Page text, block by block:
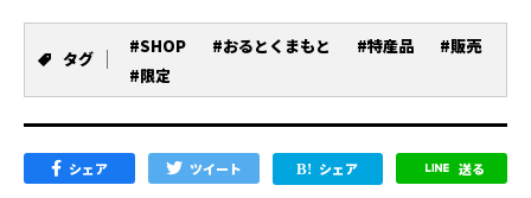
タグ
#SHOP #おるとくまもと #特産品
#販売
#限定
シェア ツイート シェア 送る